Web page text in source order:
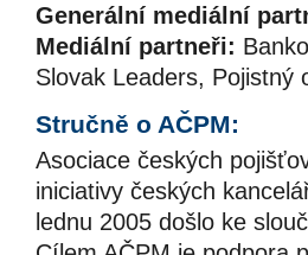
Generální mediální
Mediální partneři:
Slovak Leaders, Pojistný
Stručně o AČPM:
Asociace českých
iniciativy českých
lednu 2005 došlo ke